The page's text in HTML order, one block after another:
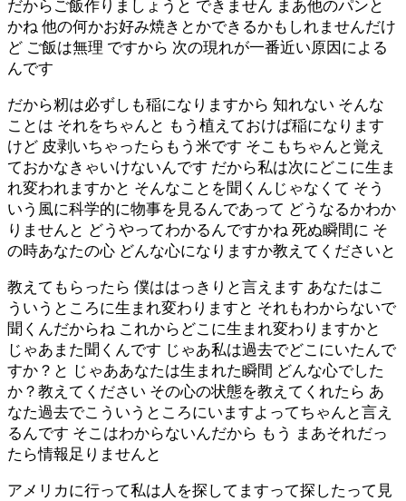
だからご飯作りましょうと できません まあ他のパンと
かね 他の何かお好み焼きとかできるかもしれませんだけ
ど ご飯は無理 ですから 次の現れが一番近い原因による
んです
だから籾は必ずしも稲になりますから 知れない そんな
ことは それをちゃんと もう植えておけば稲になります
けど 皮剥いちゃったらもう米です そこもちゃんと覚え
ておかなきゃいけないんです だから私は次にどこに生ま
れ変われますかと そんなことを聞くんじゃなくて そう
いう風に科学的に物事を見るんであって どうなるかわか
りませんと どうやってわかるんですかね 死ぬ瞬間に そ
の時あなたの心 どんな心になりますか教えてくださいと
教えてもらったら 僕ははっきりと言えます あなたはこ
ういうところに生まれ変わりますと それもわからないで
聞くんだからね これからどこに生まれ変わりますかと
じゃあまた聞くんです じゃあ私は過去でどこにいたんで
すか？と じゃああなたは生まれた瞬間 どんな心でした
か？教えてください その心の状態を教えてくれたら あ
なた過去でこういうところにいますよってちゃんと言え
るんです そこはわからないんだから もう まあそれだっ
たら情報足りませんと
アメリカに行って私は人を探してますって探したって見